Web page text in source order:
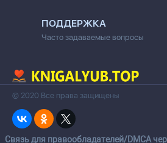
ПОДДЕРЖКА
Часто задаваемые вопросы
© 2020 Все права защищены
Cвязь для правообладателей/DMCA